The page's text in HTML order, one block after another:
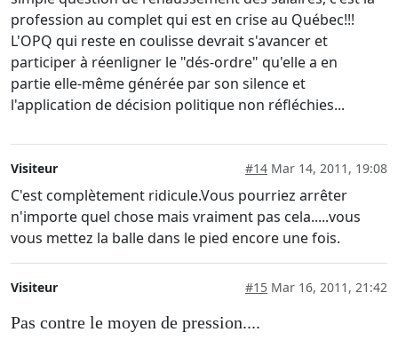
profession au complet qui est en crise au Québec!!!
L'OPQ qui reste en coulisse devrait s'avancer et
participer à réenligner le "dés-ordre" qu'elle a en
partie elle-même générée par son silence et
l'application de décision politique non réfléchies...
Visiteur #14 Mar 14, 2011, 19:08
C'est complètement ridicule.Vous pourriez arrêter
n'importe quel chose mais vraiment pas cela.....vous
vous mettez la balle dans le pied encore une fois.
Visiteur #15 Mar 16, 2011, 21:42
Pas contre le moyen de pression....